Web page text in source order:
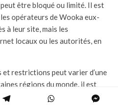
peut être bloqué ou limité. Il est
opérateurs de Wooka eux-
à leur site, mais les
locaux ou les autorités, en
et restrictions peut varier d’une
régions du monde, il est
des sites de streaming